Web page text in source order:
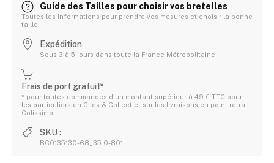
Guide des Tailles pour choisir vos bretelles
Toutes les informations pour prendre vos mesures et choisir la bonne
taille.
Expédition
Sous 3 à 5 jours dans toute la France Métropolitaine
Frais de port gratuit*
* pour toutes commandes d'un montant supérieur à 49 € TTC pour
les particuliers en Click & Collect et sur les livraisons en point retrait
Colissimo.
SKU :
BC0135130-68_35.0-801